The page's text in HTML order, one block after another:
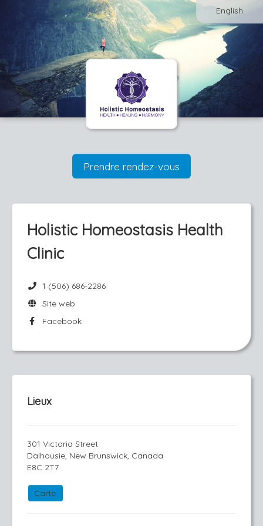
English
Prendre rendez-vous
Holistic Homeostasis Health
Clinic
1 (506) 686-2286
Site web
Facebook
Lieux
301 Victoria Street
Dalhousie, New Brunswick, Canada
E8C 2T7
Carte